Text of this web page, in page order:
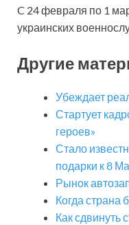
C 24 февраля по 1
украинских
Другие
Убеждает
Стартует
героев»
Стало
подарки к 8
Рынок
Когда страна
Как сдвинуть